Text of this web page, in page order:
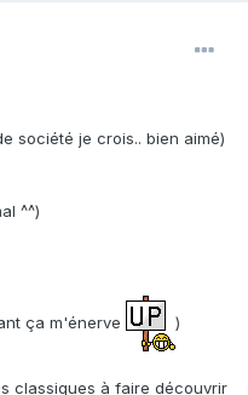
société je crois.. bien aimé)
^^)
ça m'énerve
)
classiques à faire découvrir